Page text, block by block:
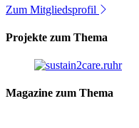
Zum Mitgliedsprofil
Projekte zum Thema
Magazine zum Thema